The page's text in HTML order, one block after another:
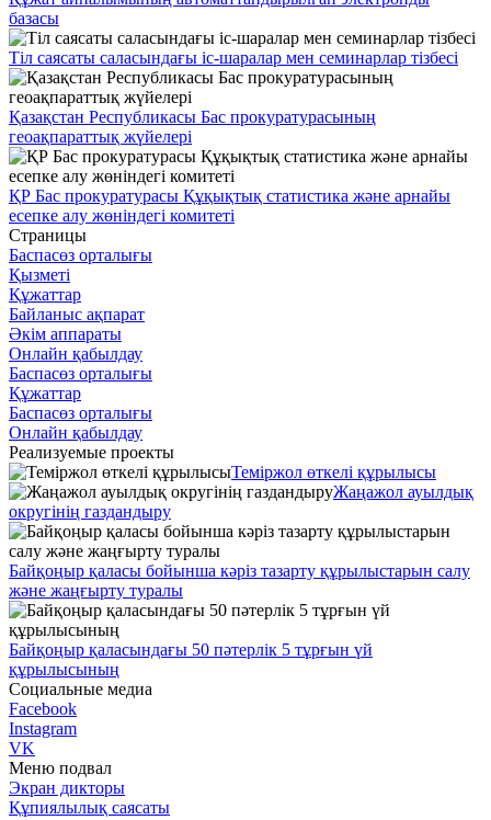
базасы
Тіл саясаты саласындағы іс-шаралар мен семинарлар тізбесі
Қазақстан Республикасы Бас прокуратурасының
геоақпараттық жүйелері
ҚР Бас прокуратурасы Құқықтық статистика және арнайы
есепке алу жөніндегі комитеті
Страницы
Баспасөз орталығы
Қызметі
Құжаттар
Байланыс ақпарат
Әкім аппараты
Онлайн қабылдау
Баспасөз орталығы
Құжаттар
Баспасөз орталығы
Онлайн қабылдау
Реализуемые проекты
Теміржол өткелі құрылысы
Жаңажол ауылдық
округінің газдандыру
Байқоңыр қаласы бойынша кәріз тазарту құрылыстарын салу
және жаңғырту туралы
Байқоңыр қаласындағы 50 пәтерлік 5 тұрғын үй
құрылысының
Социальные медиа
Facebook
Instagram
VK
Меню подвал
Экран дикторы
Құпиялылық саясаты